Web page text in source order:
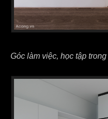
Góc làm việc, học tập trong